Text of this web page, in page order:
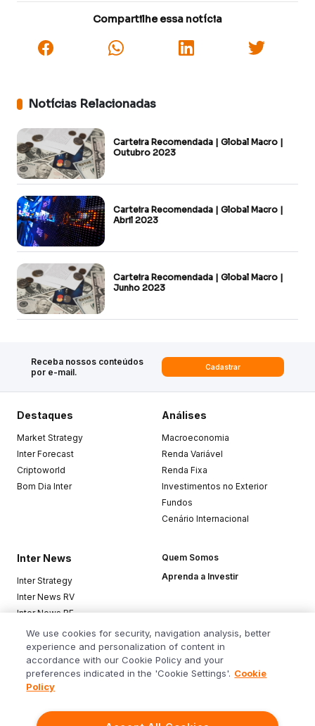
Compartilhe essa notícia
Notícias Relacionadas
Carteira Recomendada | Global Macro |
Outubro 2023
Carteira Recomendada | Global Macro |
Abril 2023
Carteira Recomendada | Global Macro |
Junho 2023
Receba nossos conteúdos
por e-mail.
Cadastrar
Destaques
Market Strategy
Inter Forecast
Criptoworld
Bom Dia Inter
Análises
Macroeconomia
Renda Variável
Renda Fixa
Investimentos no Exterior
Fundos
Cenário Internacional
Inter News
Inter Strategy
Inter News RV
Inter News RF
Top Funds
Quem Somos
Aprenda a Investir
Baixe o app
We use cookies for security, navigation analysis, better
experience and personalization of content in
accordance with our Cookie Policy and your
preferences indicated in the 'Cookie Settings'. Cookie
Policy